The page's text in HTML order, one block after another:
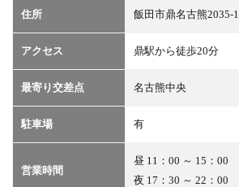
住所 飯田市鼎名古熊2035-1
アクセス 鼎駅から徒歩20分
最寄り交差点 名古熊中央
駐車場 有
営業時間
昼 11：00 ～ 15：00
夜 17：30 ～ 22：00